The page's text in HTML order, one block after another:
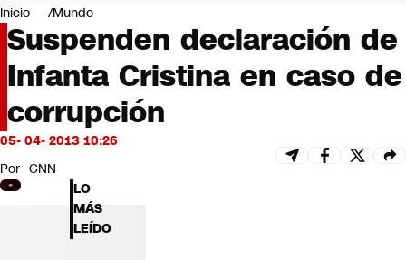
Negocios
Deportes
Programas completos
Cultura
Servicios
Bits
CNN tiempo
Futuro 360
Opinión
Inicio Mundo
Suspenden declaración de
Infanta Cristina en caso de
corrupción
05- 04- 2013 10:26
Por CNN
LO
MÁS
LEÍDO